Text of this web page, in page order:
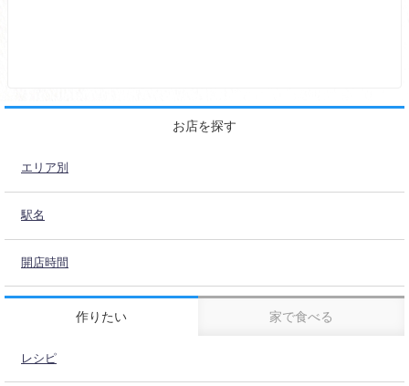
お店を探す
エリア別
駅名
開店時間
作りたい 家で食べる
レシピ